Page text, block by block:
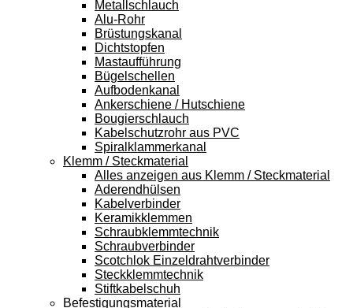
Metallschlauch
Alu-Rohr
Brüstungskanal
Dichtstopfen
Mastaufführung
Bügelschellen
Aufbodenkanal
Ankerschiene / Hutschiene
Bougierschlauch
Kabelschutzrohr aus PVC
Spiralklammerkanal
Klemm / Steckmaterial
Alles anzeigen aus Klemm / Steckmaterial
Aderendhülsen
Kabelverbinder
Keramikklemmen
Schraubklemmtechnik
Schraubverbinder
Scotchlok Einzeldrahtverbinder
Steckklemmtechnik
Stiftkabelschuh
Befestigungsmaterial